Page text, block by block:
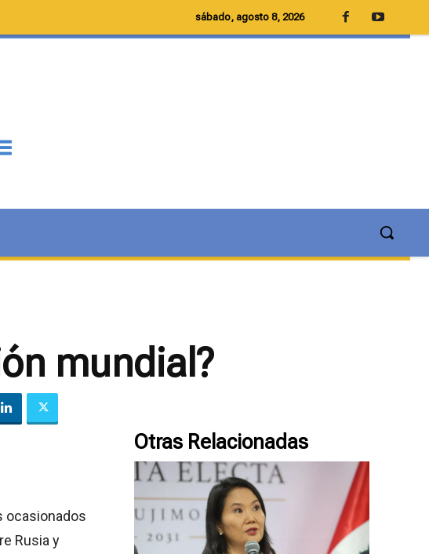
sábado, agosto 8, 2026
mundial?
ocasionados
Rusia y
Otras Relacionadas